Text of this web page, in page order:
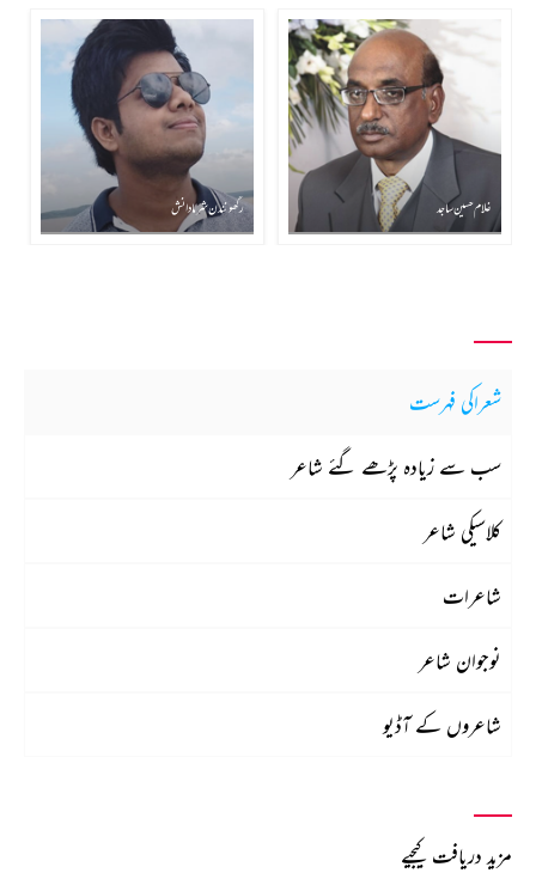
غلام حسین ساجد رگھونندن شرما دانش
شعراکی فہرست
سب سے زیادہ پڑھے گئے شاعر
کلاسیکی شاعر
شاعرات
نوجوان شاعر
شاعروں کے آڈیو
مزید دریافت کیجیے